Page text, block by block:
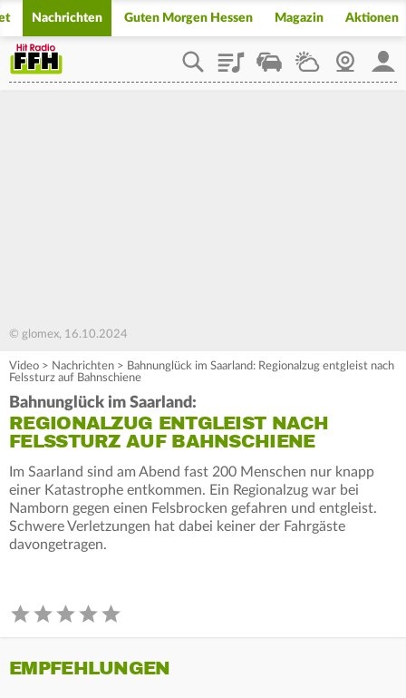
Nachrichten Guten Morgen Hessen Magazin Aktionen
PlaylistStaupilotWetterWebcam
© glomex, 16.10.2024
Video > Nachrichten > Bahnunglück im Saarland: Regionalzug entgleist nach
Felssturz auf Bahnschiene
Bahnunglück im Saarland:
REGIONALZUG ENTGLEIST NACH
FELSSTURZ AUF BAHNSCHIENE
Im Saarland sind am Abend fast 200 Menschen nur knapp
einer Katastrophe entkommen. Ein Regionalzug war bei
Namborn gegen einen Felsbrocken gefahren und entgleist.
Schwere Verletzungen hat dabei keiner der Fahrgäste
davongetragen.
EMPFEHLUNGEN